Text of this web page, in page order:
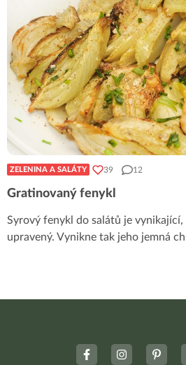
ZELENINA A SALÁTY 39 12
Gratinovaný fenykl
Syrový fenykl do salátů je vynikající,
upravený. Vynikne tak jeho jemná